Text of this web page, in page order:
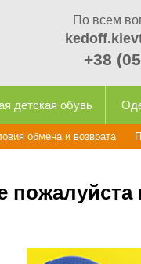
По всем
+38
детская обувь
обмена и возврата